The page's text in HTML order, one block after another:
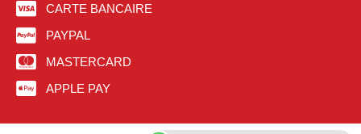
CARTE BANCAIRE
PAYPAL
MASTERCARD
APPLE PAY